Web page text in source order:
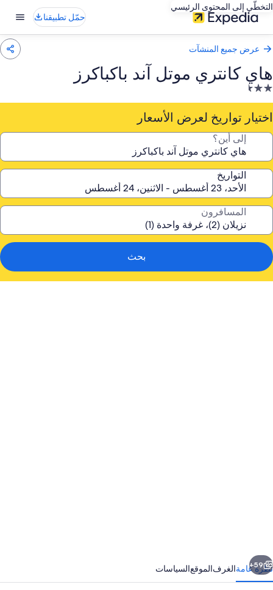
التخطّي إلى المحتوى الرئيسي
حمّل تطبيقنا
عرض جميع المنشآت
هاي كانتري موتل آند باكباكرز
منشأة
فندقية
مصنفة
2.5
اختيار تواريخ لعرض الأسعار
إلى أين؟
التواريخ
المسافرون
بحث
التالي
59+
نظرة عامةالغرفالموقعالسياسات